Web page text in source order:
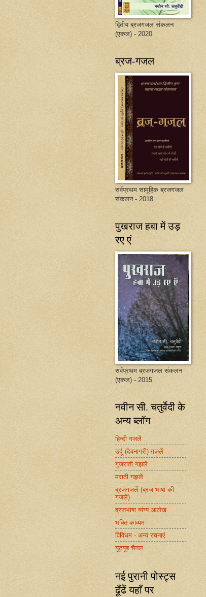
द्वितीय ब्रजगजल संकलन
(एकल) - 2020
ब्रज-गजल
सर्वप्रथम सामूहिक ब्रजगजल
संकलन - 2018
पुखराज हबा में उड़
रए एं
सर्वप्रथम ब्रजगजल संकलन
(एकल) - 2015
नवीन सी. चतुर्वेदी के
अन्य ब्लॉग
हिन्दी गजलें
उर्दू (देवनागरी) ग़ज़लें
गुजराती गझलें
मराठी गझलें
ब्रजगजलें (ब्रज भाषा की
गजलें)
ब्रजभाषा व्यंग्य आलेख
भक्ति काव्यम
विविधम - अन्य रचनाएं
यूट्यूब चैनल
नई पुरानी पोस्ट्स
ढूँढें यहाँ पर